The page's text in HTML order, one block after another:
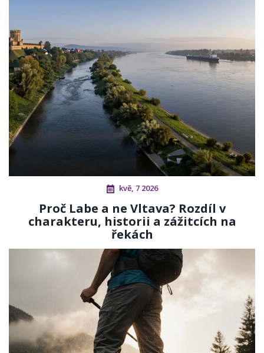
kvě, 7 2026
Proč Labe a ne Vltava? Rozdíl v
charakteru, historii a zážitcích na
řekách